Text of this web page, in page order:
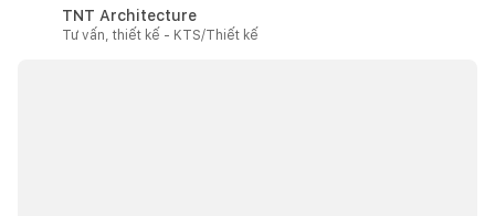
TNT Architecture
Tư vấn, thiết kế - KTS/Thiết kế